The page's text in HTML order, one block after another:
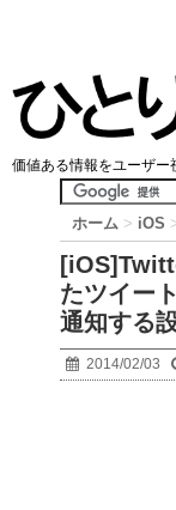
価値ある情報をユーザー
ホーム > iOS
たツイー
通知する
2014/02/03